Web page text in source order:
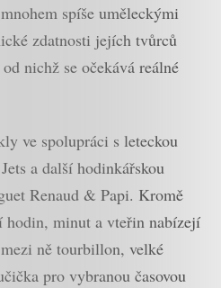
spíše uměleckými
zdatnosti jejích tvůrců
nichž se očekává reálné
ve spolupráci s leteckou
a další hodinkářskou
Renaud & Papi. Kromě
hodin, minut a vteřin nabízejí
ně tourbillon, velké
pro vybranou časovou